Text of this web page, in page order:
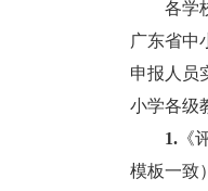
各学校
广东省中
申报人员
小学各级
1. 《
模板一致